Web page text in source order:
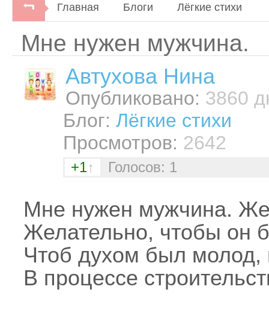
Главная Блоги Лёгкие стихи
Мне нужен мужчина.
Автуховa Нина
Опубликовано: 3860
Блог: Лёгкие стихи
Просмотров: 2642
+1↑ Голосов: 1
Мне нужен мужчина.
Желательно, чтобы он
Чтоб духом был молод,
В процессе